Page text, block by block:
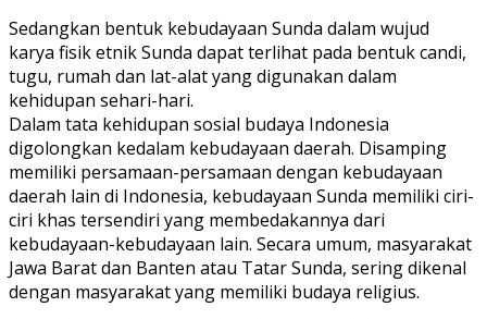
Sedangkan bentuk kebudayaan Sunda dalam wujud
karya fisik etnik Sunda dapat terlihat pada bentuk candi,
tugu, rumah dan lat-alat yang digunakan dalam
kehidupan sehari-hari.
Dalam tata kehidupan sosial budaya Indonesia
digolongkan kedalam kebudayaan daerah. Disamping
memiliki persamaan-persamaan dengan kebudayaan
daerah lain di Indonesia, kebudayaan Sunda memiliki ciri-
ciri khas tersendiri yang membedakannya dari
kebudayaan-kebudayaan lain. Secara umum, masyarakat
Jawa Barat dan Banten atau Tatar Sunda, sering dikenal
dengan masyarakat yang memiliki budaya religius.